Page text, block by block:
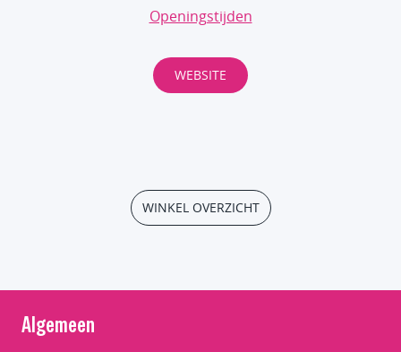
Openingstijden
WEBSITE
WINKEL OVERZICHT
Algemeen